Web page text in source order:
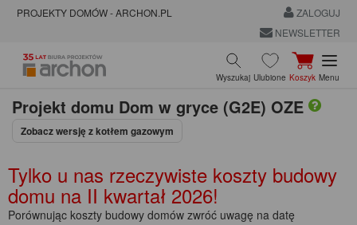
PROJEKTY DOMÓW - ARCHON.PL
ZALOGUJ
NEWSLETTER
Wyszukaj Ulubione Koszyk Menu
Projekt domu Dom w gryce (G2E) OZE
Zobacz wersję z kotłem gazowym
Tylko u nas rzeczywiste koszty budowy
domu na II kwartał 2026!
Porównując koszty budowy domów zwróć uwagę na datę